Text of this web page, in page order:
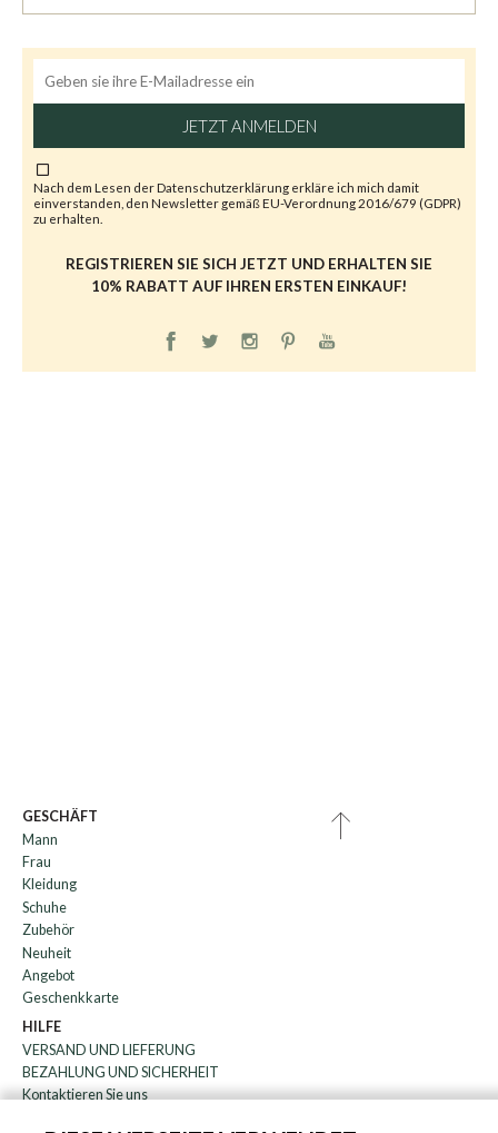
JETZT ANMELDEN
Nach dem Lesen derDatenschutzerklärung erkläre ich mich damit
einverstanden, den Newsletter gemäß EU-Verordnung 2016/679 (GDPR)
zu erhalten.
REGISTRIEREN SIE SICH JETZT UND ERHALTEN SIE
10% RABATT AUF IHREN ERSTEN EINKAUF!
GESCHÄFT
Mann
Frau
Kleidung
Schuhe
Zubehör
Neuheit
Angebot
Geschenkkarte
HILFE
VERSAND UND LIEFERUNG
BEZAHLUNG UND SICHERHEIT
Kontaktieren Sie uns